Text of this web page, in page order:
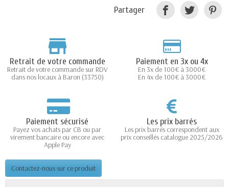
Partager
Retrait de votre commande
Retrait de votre commande sur RDV
dans nos locaux à Baron (33750)
Paiement en 3x ou 4x
En 3x de 100€ à 3000€
En 4x de 100€ à 3000€
Paiement sécurisé
Payez vos achats par CB ou par
virement bancaire ou encore avec
Apple Pay
Les prix barrés
Les prix barrés correspondent aux
prix conseillés catalogue 2025/2026
Contactez-nous sur ce produit